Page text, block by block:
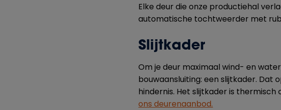
Elke deur die onze productiehal
automatische tochtweerder met
Slijtkader
Om je deur maximaal wind- en
bouwaansluiting: een slijtkader. Dat
hindernis. Het slijtkader is
ons deurenaanbod.